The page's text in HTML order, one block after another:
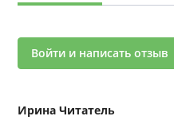
Войти и написать отзыв
Ирина Читатель